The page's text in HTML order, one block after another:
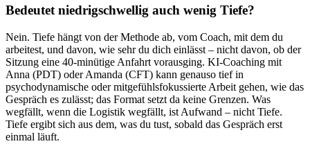
Bedeutet niedrigschwellig auch wenig Tiefe?
Nein. Tiefe hängt von der Methode ab, vom Coach, mit dem du
arbeitest, und davon, wie sehr du dich einlässt – nicht davon, ob der
Sitzung eine 40-minütige Anfahrt vorausging. KI-Coaching mit
Anna (PDT) oder Amanda (CFT) kann genauso tief in
psychodynamische oder mitgefühlsfokussierte Arbeit gehen, wie das
Gespräch es zulässt; das Format setzt da keine Grenzen. Was
wegfällt, wenn die Logistik wegfällt, ist Aufwand – nicht Tiefe.
Tiefe ergibt sich aus dem, was du tust, sobald das Gespräch erst
einmal läuft.